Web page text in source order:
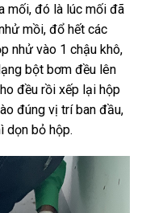
mối, đó là lúc mối đã
mồi, đổ hết các
nhử vào 1 chậu khô,
bột bơm đều lên
đều rồi xếp lại hộp
đúng vị trí ban đầu,
dọn bỏ hộp.